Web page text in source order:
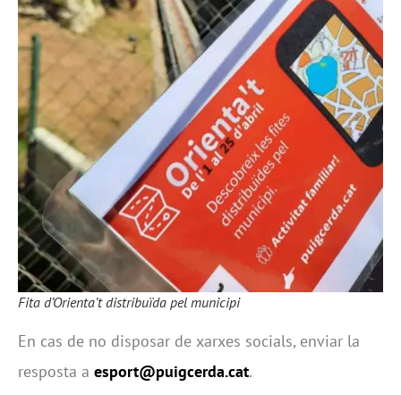
Fita d’Orienta’t distribuïda pel municipi
En cas de no disposar de xarxes socials, enviar la
resposta a esport@puigcerda.cat.